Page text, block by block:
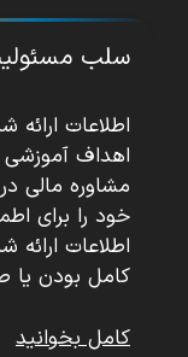
سلب
اطلاعات
اهداف آموزشی
مشاوره مالی
خود را برای
اطلاعات
کامل بودن
کامل بخوانید